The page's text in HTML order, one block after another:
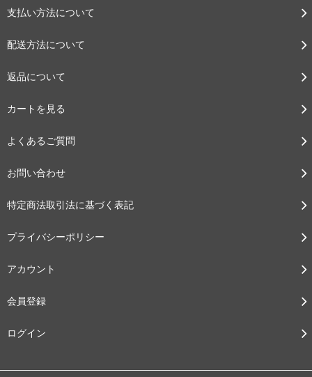
支払い方法について
配送方法について
返品について
カートを見る
よくあるご質問
お問い合わせ
特定商法取引法に基づく表記
プライバシーポリシー
アカウント
会員登録
ログイン